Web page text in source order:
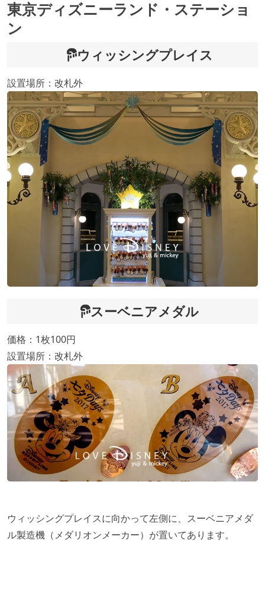
東京ディズニーランド・ステーショ
ン
ウィッシングプレイス
設置場所：改札外
スーベニアメダル
価格：1枚100円
設置場所：改札外
ウィッシングプレイスに向かって左側に、スーベニアメダ
ル製造機（メダリオンメーカー）が置いてあります。